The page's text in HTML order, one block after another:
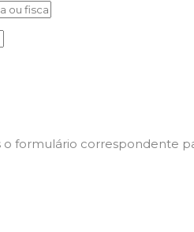
formulário correspondente